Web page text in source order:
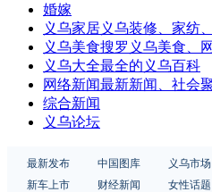
婚嫁
义乌家居义乌装修、家纺
义乌美食搜罗义乌美食、
义乌大全最全的义乌百科
网络新闻最新新闻、社会
综合新闻
义乌论坛
最新发布 中国图库 义乌市场
新车上市
财经新闻 女性话题